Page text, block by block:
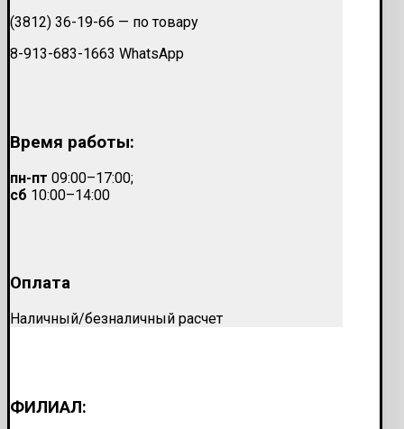
(3812) 36-19-66 — по товару
8-913-683-1663 WhatsApp
Время работы:
пн-пт 09:00–17:00;
сб 10:00–14:00
Оплата
Наличный/безналичный расчет
ФИЛИАЛ: